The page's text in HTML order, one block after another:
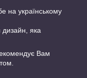
на українському
дизайн, яка
Вам